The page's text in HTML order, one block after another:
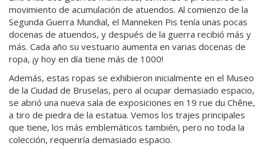
movimiento de acumulación de atuendos. Al comienzo de la
Segunda Guerra Mundial, el Manneken Pis tenía unas pocas
docenas de atuendos, y después de la guerra recibió más y
más. Cada año su vestuario aumenta en varias docenas de
ropa, ¡y hoy en día tiene más de 1000!
Además, estas ropas se exhibieron inicialmente en el Museo
de la Ciudad de Bruselas, pero al ocupar demasiado espacio,
se abrió una nueva sala de exposiciones en 19 rue du Chêne,
a tiro de piedra de la estatua. Vemos los trajes principales
que tiene, los más emblemáticos también, pero no toda la
colección, requeriría demasiado espacio.